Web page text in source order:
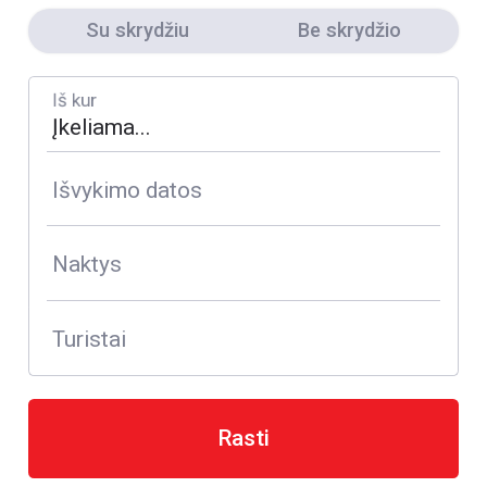
Su skrydžiu Be skrydžio
Iš kur
Išvykimo datos
Naktys
Turistai
Rasti